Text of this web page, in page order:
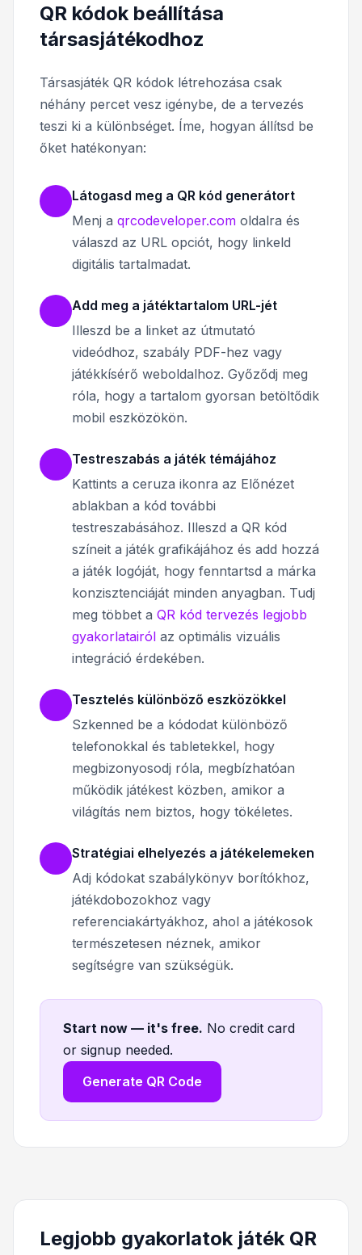
QR kódok beállítása
társasjátékodhoz
Társasjáték QR kódok létrehozása csak
néhány percet vesz igénybe, de a tervezés
teszi ki a különbséget. Íme, hogyan állítsd be
őket hatékonyan:
Látogasd meg a QR kód generátort
Menj a qrcodeveloper.com oldalra és
válaszd az URL opciót, hogy linkeld
digitális tartalmadat.
Add meg a játéktartalom URL-jét
Illeszd be a linket az útmutató
videódhoz, szabály PDF-hez vagy
játékkísérő weboldalhoz. Győződj meg
róla, hogy a tartalom gyorsan betöltődik
mobil eszközökön.
Testreszabás a játék témájához
Kattints a ceruza ikonra az Előnézet
ablakban a kód további
testreszabásához. Illeszd a QR kód
színeit a játék grafikájához és add hozzá
a játék logóját, hogy fenntartsd a márka
konzisztenciáját minden anyagban. Tudj
meg többet a QR kód tervezés legjobb
gyakorlatairól az optimális vizuális
integráció érdekében.
Tesztelés különböző eszközökkel
Szkenned be a kódodat különböző
telefonokkal és tabletekkel, hogy
megbizonyosodj róla, megbízhatóan
működik játékest közben, amikor a
világítás nem biztos, hogy tökéletes.
Stratégiai elhelyezés a játékelemeken
Adj kódokat szabálykönyv borítókhoz,
játékdobozokhoz vagy
referenciakártyákhoz, ahol a játékosok
természetesen néznek, amikor
segítségre van szükségük.
Start now — it's free. No credit card
or signup needed.
Generate QR Code
Legjobb gyakorlatok játék QR